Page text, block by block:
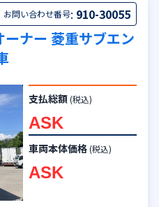
お問い合わせ番号: 910-30055
ナー 菱重サブエン
支払総額 (税込)
ASK
車両本体価格 (税込)
ASK